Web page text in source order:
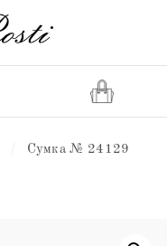
Сумка № 24129